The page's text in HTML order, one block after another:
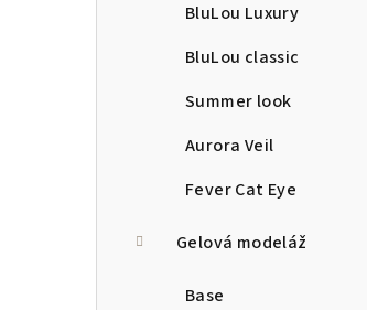
BluLou Luxury
BluLou classic
Summer look
Aurora Veil
Fever Cat Eye
Gelová modeláž
Base